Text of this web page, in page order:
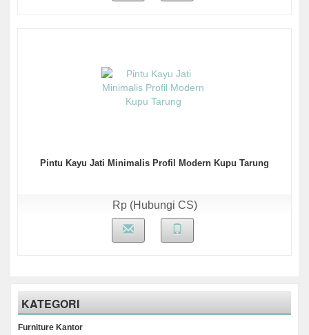
Pintu Kayu Jati Minimalis Profil Modern Kupu Tarung
Rp (Hubungi CS)
KATEGORI
Furniture Kantor